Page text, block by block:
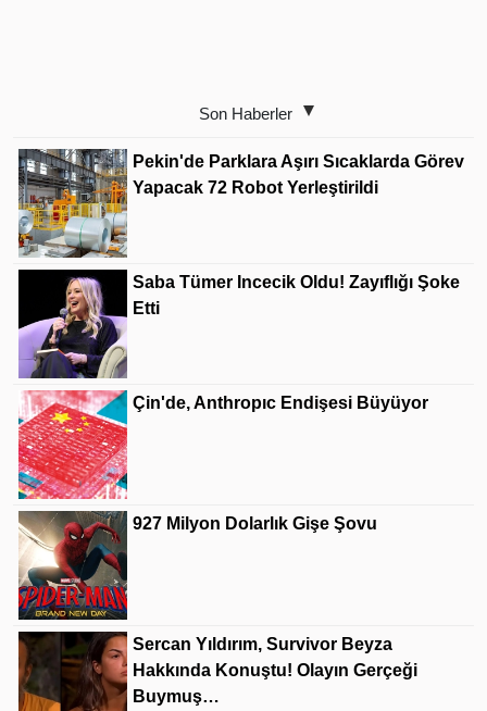
Son Haberler
Pekin'de Parklara Aşırı Sıcaklarda Görev
Yapacak 72 Robot Yerleştirildi
Saba Tümer Incecik Oldu! Zayıflığı Şoke
Etti
Çin'de, Anthropıc Endişesi Büyüyor
927 Milyon Dolarlık Gişe Şovu
Sercan Yıldırım, Survivor Beyza
Hakkında Konuştu! Olayın Gerçeği
Buymuş…